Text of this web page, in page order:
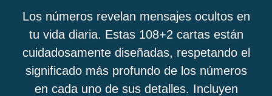
Los números revelan mensajes ocultos en
tu vida diaria. Estas 108+2 cartas están
cuidadosamente diseñadas, respetando el
significado más profundo de los números
en cada uno de sus detalles. Incluyen